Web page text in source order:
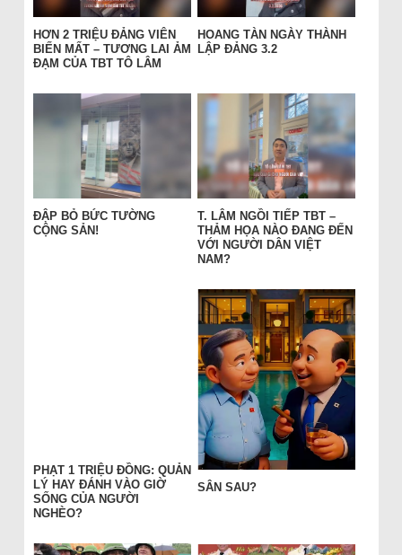
HƠN 2 TRIỆU ĐẢNG VIÊN
BIẾN MẤT – TƯƠNG LAI ẢM
ĐẠM CỦA TBT TÔ LÂM
HOANG TÀN NGÀY THÀNH
LẬP ĐẢNG 3.2
ĐẬP BỎ BỨC TƯỜNG
CỘNG SẢN!
T. LÂM NGỒI TIẾP TBT –
THẢM HỌA NÀO ĐANG ĐẾN
VỚI NGƯỜI DÂN VIỆT
NAM?
PHẠT 1 TRIỆU ĐỒNG: QUẢN
LÝ HAY ĐÁNH VÀO GIỜ
SỐNG CỦA NGƯỜI
NGHÈO?
SÂN SAU?